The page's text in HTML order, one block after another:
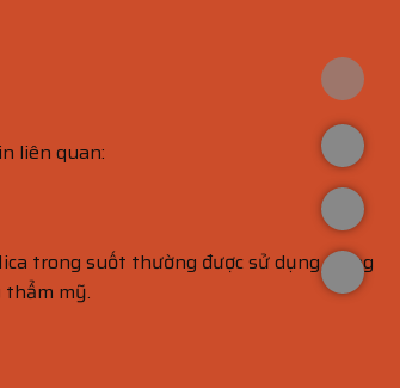
liên quan:
trong suốt thường được sử dụng trong
thẩm mỹ.